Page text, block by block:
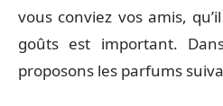
vous conviez vos amis,
goûts est important.
proposons les parfums